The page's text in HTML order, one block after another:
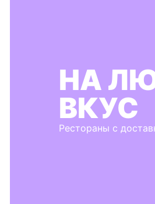
НА
ВКУС
Рестораны с